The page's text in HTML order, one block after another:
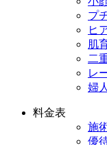
プ
ヒ
肌
二
レ
婦
料金表
施
優